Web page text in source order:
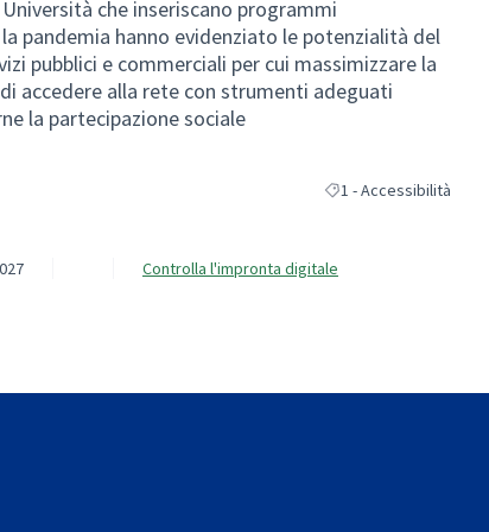
che inseriscano programmi
pandemia hanno evidenziato le potenzialità del
pubblici e commerciali per cui massimizzare la
accedere alla rete con strumenti adeguati
la partecipazione sociale
Filtra i risultati per
1 - Accessibilità
Controlla l'impronta digitale